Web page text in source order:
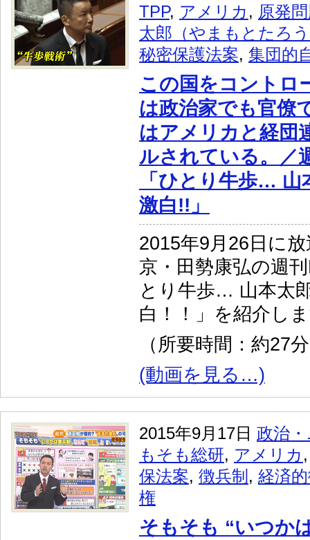
TPP, アメリカ , 原発
太郎（やまもとたろ
秘密保護法案, 集団的
この国をコントロ
は政治家でも官僚
はアメリカと経団
ルされている。／
「ひとり牛歩…
激白!!」
2015年9月26日に
京・田勢康弘の週
とり牛歩… 山本太
白！！」を紹介し
（所要時間：約27
(動画を見る…)
2015年9月17日 政治
もそも総研, アメリカ
保法案, 徴兵制 , 経済
権
そもそも “いつか